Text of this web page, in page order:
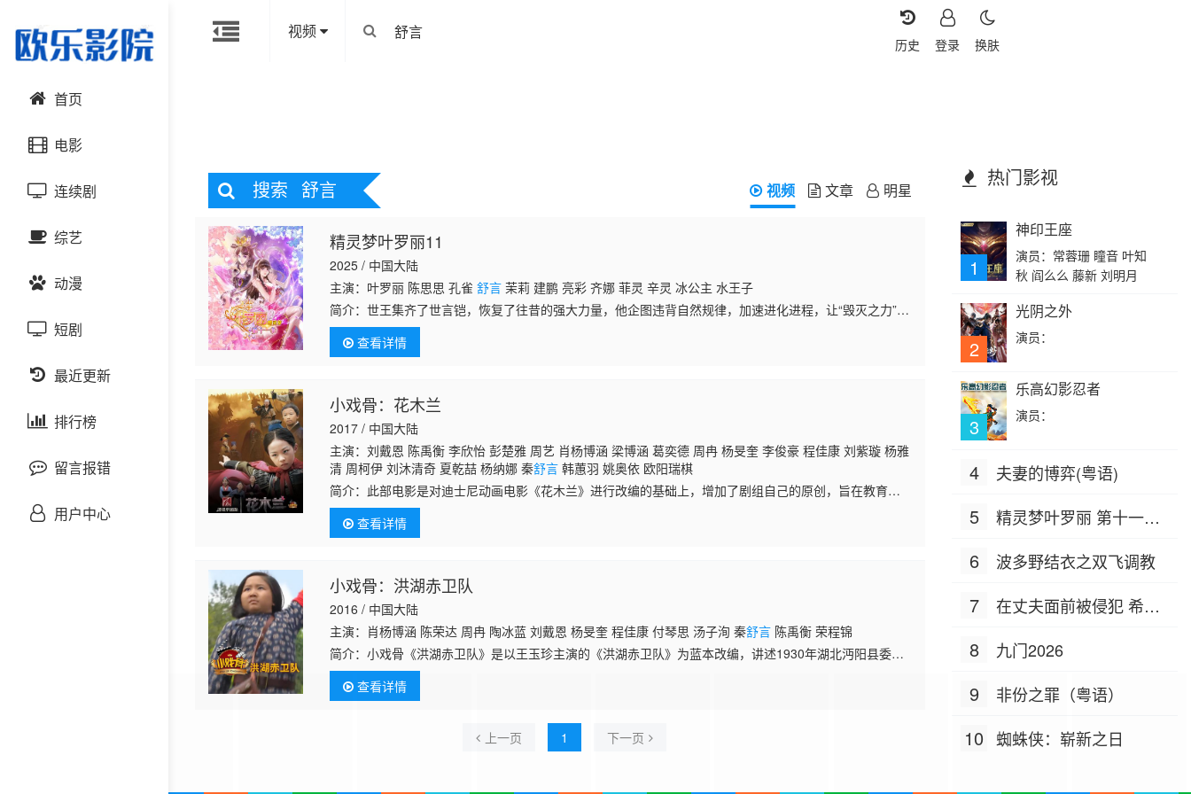
视频
换肤
登录
历史
首页
电影
动作片
喜剧片
爱情片
科幻片
恐怖片
剧情片
战争片
悬疑片
连续剧
国产剧
港台剧
日韩剧
欧美剧
泰国剧
综艺
大陆综艺
日韩综艺
港台综艺
欧美综艺
动漫
国产动漫
日韩动漫
欧美动漫
短剧
最近更新
排行榜
留言报错
用户中心
搜索 舒言 视频 文章 明星
精灵梦叶罗丽11
2025 / 中国大陆
主演：叶罗丽 陈思思 孔雀舒言 茉莉 建鹏 亮彩 齐娜 菲灵 辛灵 冰公主 水王子
简介：世王集齐了世言铠，恢复了往昔的强大力量，他企图违背自然规律，加速进化进程，让“毁灭之力”席
卷世界。灵犀令牌被毁，十阶冲破封印在即，黑暗再次降临。为了拯救人类世界和叶罗丽仙境，叶罗丽战
士们不畏艰险，勇敢
查看详情
小戏骨：花木兰
2017 / 中国大陆
主演：刘戴恩 陈禹衡 李欣怡 彭楚雅 周艺 肖杨博涵 梁博涵 葛奕德 周冉 杨旻奎 李俊豪 程佳康 刘紫璇 杨雅
清 周柯伊 刘沐清奇 夏乾喆 杨纳娜 秦舒言 韩蕙羽 姚奥依 欧阳瑞棋
简介： 此部电影是对迪士尼动画电影《花木兰》进行改编的基础上，增加了剧组自己的原创，旨在教育孩
子们对家人、朋友、祖国的爱。剧情简介：北魏时期，有一位个性爽朗，性情善良的好女孩，名字叫作“花
木兰”，花木兰在父.
查看详情
小戏骨：洪湖赤卫队
2016 / 中国大陆
主演：肖杨博涵 陈荣达 周冉 陶冰蓝 刘戴恩 杨旻奎 程佳康 付琴思 汤子洵 秦舒言 陈禹衡 荣程锦
简介：小戏骨《洪湖赤卫队》是以王玉珍主演的《洪湖赤卫队》为蓝本改编，讲述1930年湖北沔阳县委为
配合红军行动，暂时把赤卫队撤离彭家墩。彭家墩恶霸彭霸天趁红军转移暂离洪湖之际卷土重来。洪湖赤
卫队在乡党支部书记
查看详情
上一页 1 下一页
热门影视
1
神印王座
演员：常蓉珊 瞳音 叶知
秋 阎么么 藤新 刘明月
2
光阴之外
演员：
3
乐高幻影忍者
演员：
4 夫妻的博弈(粤语)
5
精灵梦叶罗丽 第十一季
6 波多野结衣之双飞调教
7
在丈夫面前被侵犯 希岛
8 九门2026
9 非份之罪（粤语）
10 蜘蛛侠：崭新之日